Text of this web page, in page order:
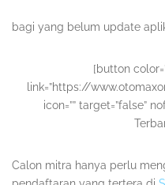
bagi yang belum update
[button
link=”https://
icon=”” target=”false”
Calon mitra hanya perlu